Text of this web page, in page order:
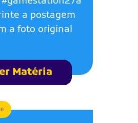
a postagem
a foto original
Matéria